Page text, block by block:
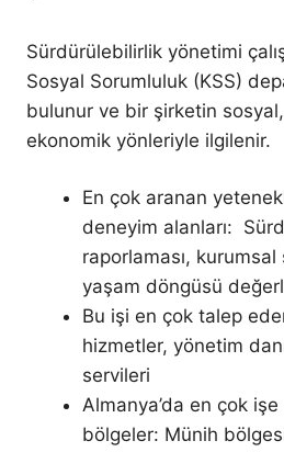
Sürdürülebilirlik yönetimi
Sosyal Sorumluluk (KSS)
bulunur ve bir şirketin
ekonomik yönleriyle ilgilenir.
En çok aranan
deneyim alanları:
raporlaması,
yaşam döngüsü
Bu işi en çok talep
hizmetler, yönetim
servileri
Almanya’da en çok işe
bölgeler: Münih